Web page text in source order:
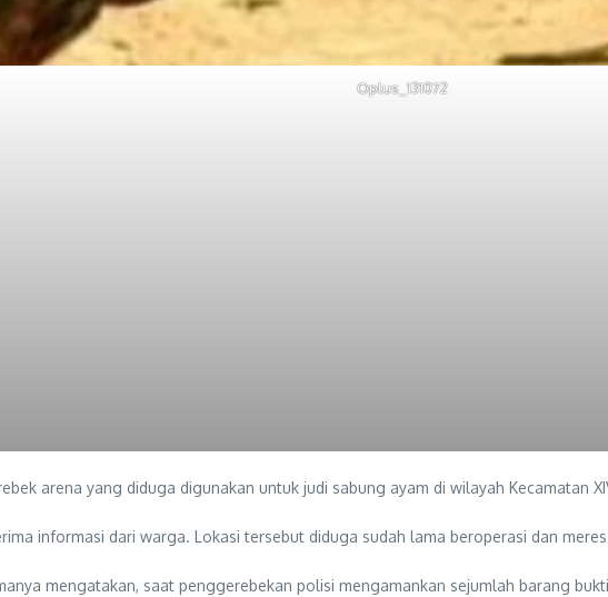
Oplus_131072
arena yang diduga digunakan untuk judi sabung ayam di wilayah Kecamatan
informasi dari warga. Lokasi tersebut diduga sudah lama beroperasi dan
mengatakan, saat penggerebekan polisi mengamankan sejumlah barang